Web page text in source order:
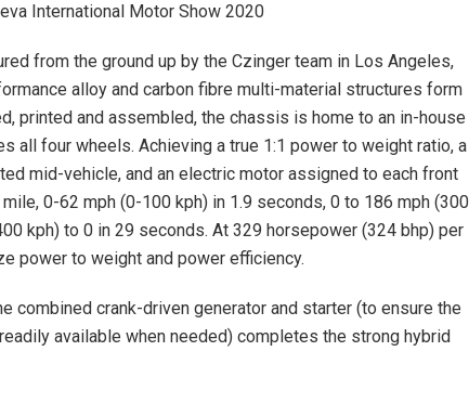
International Motor Show 2020
from the ground up by the Czinger team in Los Angeles,
alloy and carbon fibre multi-material structures form
printed and assembled, the chassis is home to an in-house
all four wheels. Achieving a true 1:1 power to weight ratio, a
mid-vehicle, and an electric motor assigned to each front
0-62 mph (0-100 kph) in 1.9 seconds, 0 to 186 mph (300
kph) to 0 in 29 seconds. At 329 horsepower (324 bhp) per
power to weight and power efficiency.
combined crank-driven generator and starter (to ensure the
available when needed) completes the strong hybrid